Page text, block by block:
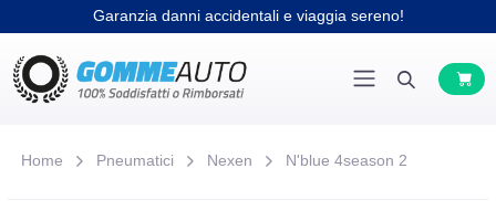
Garanzia danni accidentali e viaggia sereno!
Home Pneumatici Nexen N'blue 4season 2